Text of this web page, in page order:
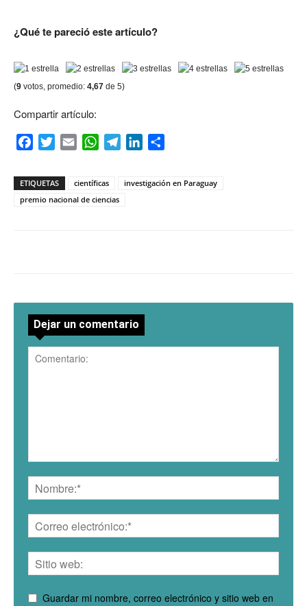
¿Qué te pareció este artículo?
(9 votos, promedio: 4,67 de 5)
Compartir artículo:
FacebookTwitterEmail WhatsAppTelegramLinkedIn
ETIQUETAS científicas
investigación en Paraguay
premio nacional de ciencias
Dejar un comentario
Guardar mi nombre, correo electrónico y sitio web en